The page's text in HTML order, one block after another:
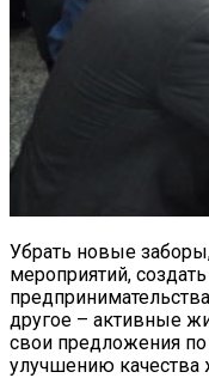
Убрать новые
мероприятий,
другое – активные
свои предложения
улучшению качества